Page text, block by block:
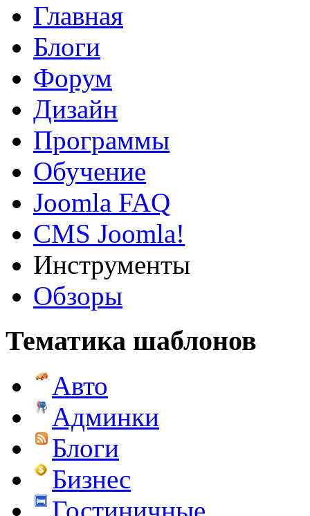
Главная
Блоги
Форум
Дизайн
Программы
Обучение
Joomla FAQ
CMS Joomla!
Инструменты
Обзоры
Тематика шаблонов
Авто
Админки
Блоги
Бизнес
Гостиничные